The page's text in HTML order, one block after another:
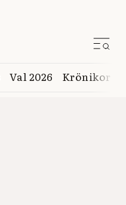
Val 2026 Krönikor